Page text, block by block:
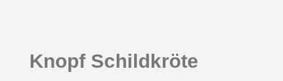
Knopf Schildkröte